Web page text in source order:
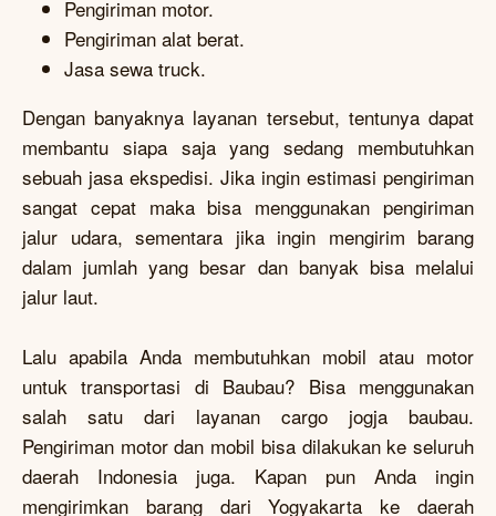
Pengiriman motor.
Pengiriman alat berat.
Jasa sewa truck.
Dengan banyaknya layanan tersebut, tentunya dapat
membantu siapa saja yang sedang membutuhkan
sebuah jasa ekspedisi. Jika ingin estimasi pengiriman
sangat cepat maka bisa menggunakan pengiriman
jalur udara, sementara jika ingin mengirim barang
dalam jumlah yang besar dan banyak bisa melalui
jalur laut.
Lalu apabila Anda membutuhkan mobil atau motor
untuk transportasi di Baubau? Bisa menggunakan
salah satu dari layanan cargo jogja baubau.
Pengiriman motor dan mobil bisa dilakukan ke seluruh
daerah Indonesia juga. Kapan pun Anda ingin
mengirimkan barang dari Yogyakarta ke daerah